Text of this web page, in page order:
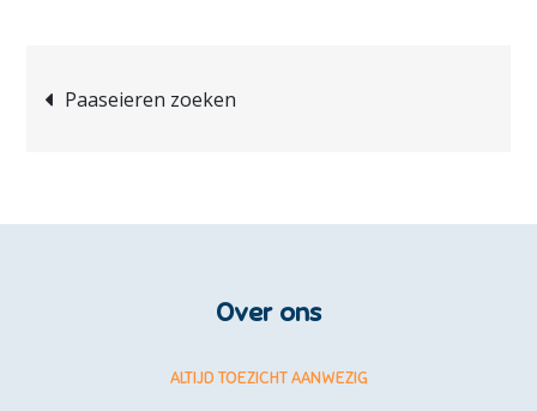
Bericht
Paaseieren zoeken
Over ons
ALTIJD TOEZICHT AANWEZIG